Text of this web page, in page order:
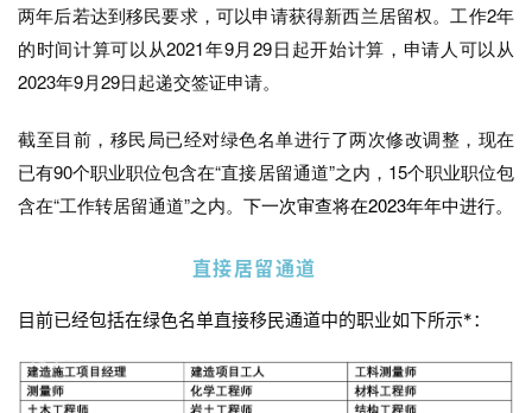
两年后若达到移民要求，可以申请获得新西兰居留权。 工作2年
的时间计算可以从2021年9月29日起开始计算，申请人可以从
2023年9月29日起递交签证申请。
截至目前，移民局已经对绿色名单进行了两次修改调整，现在
已有90个职业职位包含在“直接居留通道”之内，15个职业职位包
含在“工作转居留通道”之内。 下一次审查将在2023年年中进行。
直接居留通道
目前已经包括在绿色名单直接移民通道中的职业如下所示*：